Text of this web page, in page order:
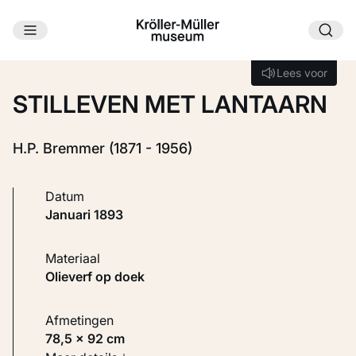
Ga naar hoofdinhoud
Lees voor
Lees voor
STILLEVEN MET LANTAARN
H.P. Bremmer (1871 - 1956)
Datum
januari 1893
Materiaal
Olieverf op doek
Afmetingen
78,5 × 92 cm